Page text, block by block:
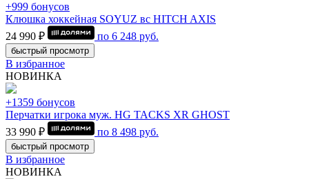
+999 бонусов
Клюшка хоккейная SOYUZ вс HITCH AXIS
24 990 ₽
по 6 248 руб.
быстрый просмотр
В избранное
НОВИНКА
+1359 бонусов
Перчатки игрока муж. HG TACKS XR GHOST
33 990 ₽
по 8 498 руб.
быстрый просмотр
В избранное
НОВИНКА